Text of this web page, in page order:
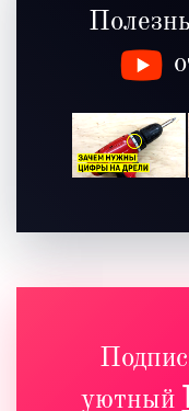
уютный